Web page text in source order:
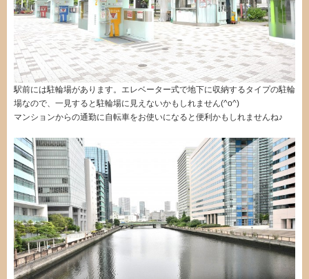
駅前には駐輪場があります。エレベーター式で地下に収納するタイプの駐輪
場なので、一見すると駐輪場に見えないかもしれません(^o^)
マンションからの通勤に自転車をお使いになると便利かもしれませんね♪